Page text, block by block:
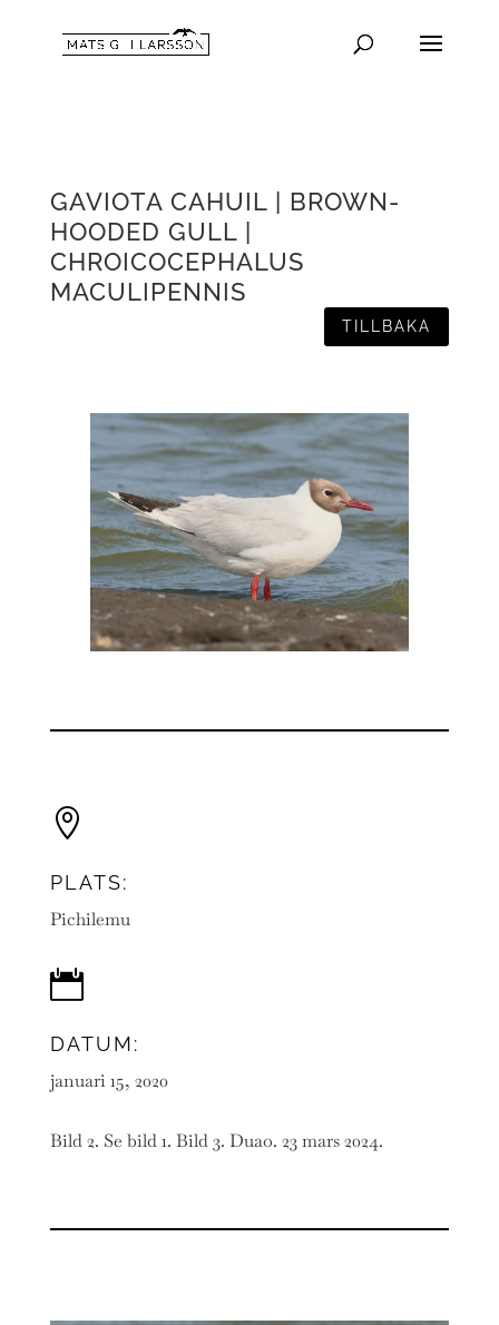
GAVIOTA CAHUIL | BROWN-
HOODED GULL |
CHROICOCEPHALUS
MACULIPENNIS
TILLBAKA

PLATS:
Pichilemu

DATUM:
januari 15, 2020
Bild 2. Se bild 1. Bild 3. Duao. 23 mars 2024.